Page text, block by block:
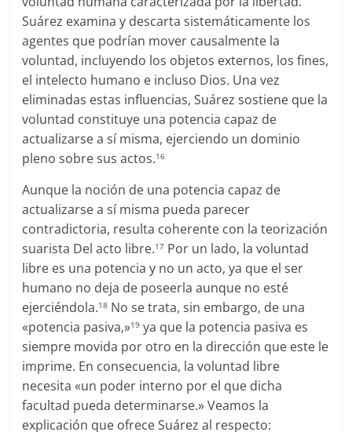
Suárez examina y descarta sistemáticamente los
agentes que podrían mover causalmente la
voluntad, incluyendo los objetos externos, los fines,
el intelecto humano e incluso Dios. Una vez
eliminadas estas influencias, Suárez sostiene que la
voluntad constituye una potencia capaz de
actualizarse a sí misma, ejerciendo un dominio
pleno sobre sus actos.16
Aunque la noción de una potencia capaz de
actualizarse a sí misma pueda parecer
contradictoria, resulta coherente con la teorización
suarista Del acto libre.17 Por un lado, la voluntad
libre es una potencia y no un acto, ya que el ser
humano no deja de poseerla aunque no esté
ejerciéndola.18 No se trata, sin embargo, de una
«potencia pasiva,»19 ya que la potencia pasiva es
siempre movida por otro en la dirección que este le
imprime. En consecuencia, la voluntad libre
necesita «un poder interno por el que dicha
facultad pueda determinarse.» Veamos la
explicación que ofrece Suárez al respecto: